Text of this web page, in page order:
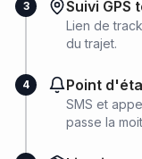
3 Suivi GPS
Lien de
du trajet.
4 Point
SMS et
passe la